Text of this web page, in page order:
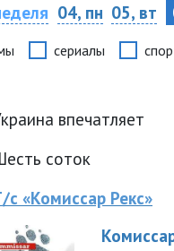
04, пн 05, вт
сериалы
впечатляет
соток
с «Комиссар Рекс»